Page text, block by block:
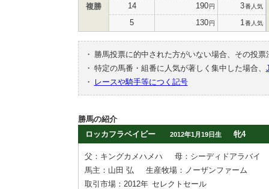
複勝 14 190円 3番人気
5 130円 1 番人気
・
勝馬投票に的中された方がいない場合、その投
・ 特定の馬番・組番に人気が著しく集中した場合、
・
レースや騎手等につく記号
勝馬の紹介
ロッカフラベイビー
2012年1月19日生 牝4
父：キングカメハメハ
母：シーディドアラバイ
馬主：山田 弘
生産牧場：ノーザンファーム
取引市場：2012年 セレクトセール